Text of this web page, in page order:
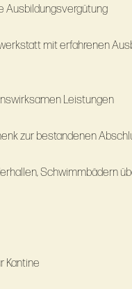
Ausbildungsvergütung
mit erfahrenen
Leistungen
zur bestandenen
Schwimmbädern
Kantine